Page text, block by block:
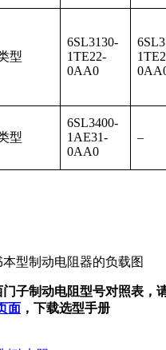
型
6SL3130-
1TE22-
0AA0
型
6SL3400-
1AE31-
0AA0
–
型制动电阻器的负载图
子制动电阻型号对照表，
面 ，下载选型手册